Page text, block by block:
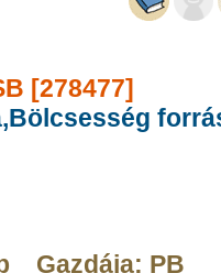
[278477]
Gazdája: PB